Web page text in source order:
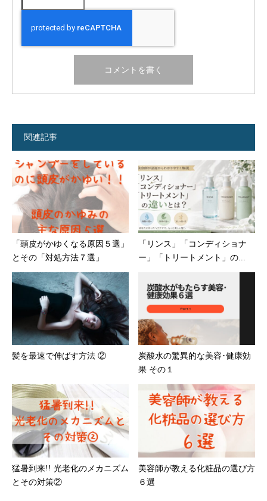
関連記事
「頭皮がかゆくなる原因５選」
とその「対処方法７選」
「リンス」「コンディショナ
ー」「トリートメント」の...
髪を最速で伸ばす方法 ②
炭酸水の驚異的な美容･健康効
果 その１
猛暑到来!! 光老化のメカニズム
とその対策②
美容師が教える化粧品の選び方
６選